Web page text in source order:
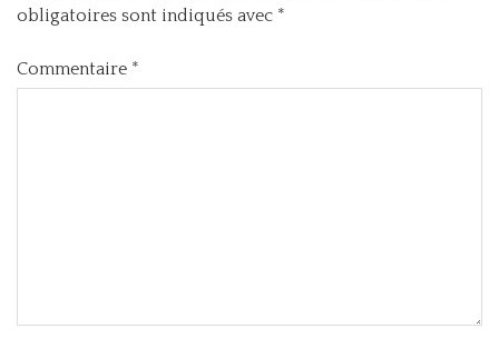
obligatoires sont indiqués avec *
Commentaire *